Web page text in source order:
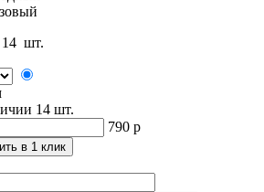
14 шт.
14 шт.
790 р